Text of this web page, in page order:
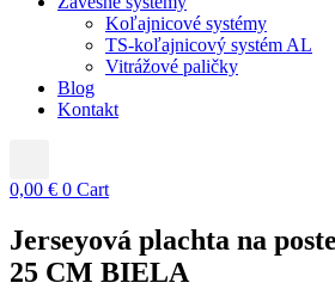
Koľajnicové systémy
TS-koľajnicový systém AL
Vitrážové paličky
Blog
Kontakt
0,00 € 0 Cart
Jerseyová plachta na
25 CM BIELA